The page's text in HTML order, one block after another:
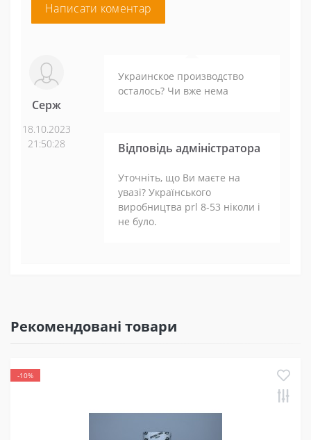
Написати коментар
Серж
18.10.2023
21:50:28
Украинское производство
осталось? Чи вже нема
Відповідь адміністратора
Уточніть, що Ви маєте на
увазі? Українського
виробництва prl 8-53 ніколи і
не було.
Рекомендовані товари
-10%